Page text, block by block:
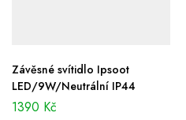
Závěsné svítidlo Ipsoot
LED/9W/Neutrální IP44
1390 Kč